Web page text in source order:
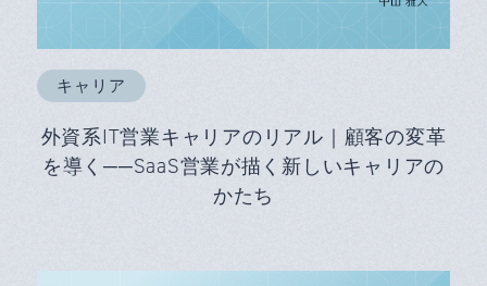
キャリア
外資系IT営業キャリアのリアル｜顧客の変革
を導く──SaaS営業が描く新しいキャリアの
かたち